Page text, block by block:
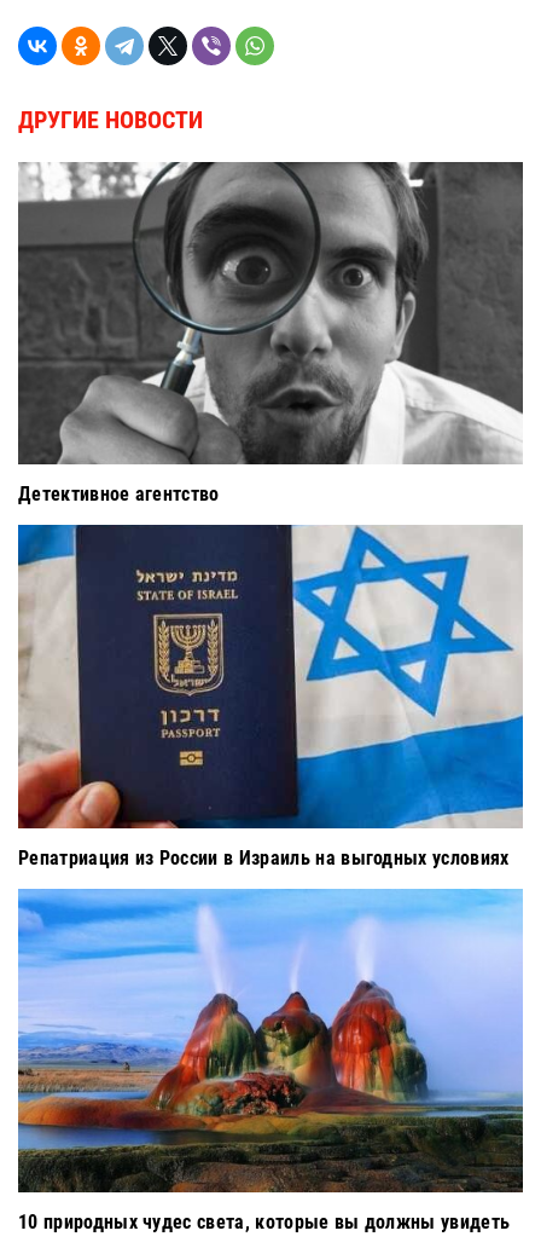
ДРУГИЕ НОВОСТИ
Детективное агентство
Репатриация из России в Израиль на выгодных условиях
10 природных чудес света, которые вы должны увидеть